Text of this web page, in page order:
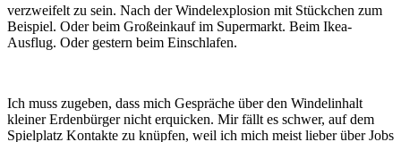
verzweifelt zu sein. Nach der Windelexplosion mit Stückchen zum
Beispiel. Oder beim Großeinkauf im Supermarkt. Beim Ikea-
Ausflug. Oder gestern beim Einschlafen.
Ich muss zugeben, dass mich Gespräche über den Windelinhalt
kleiner Erdenbürger nicht erquicken. Mir fällt es schwer, auf dem
Spielplatz Kontakte zu knüpfen, weil ich mich meist lieber über Jobs